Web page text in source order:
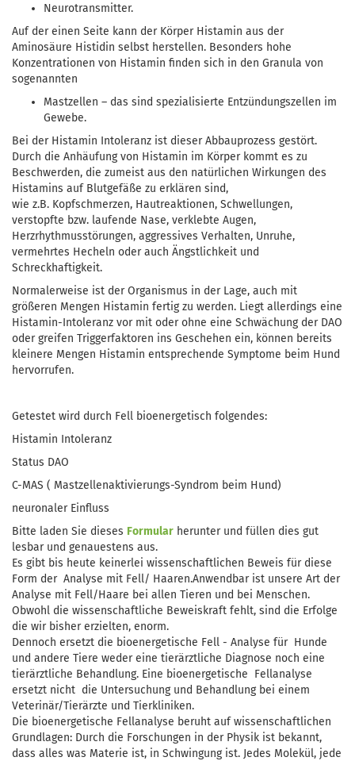
Neurotransmitter.
Auf der einen Seite kann der Körper Histamin aus der
Aminosäure Histidin selbst herstellen. Besonders hohe
Konzentrationen von Histamin finden sich in den Granula von
sogenannten
Mastzellen – das sind spezialisierte Entzündungszellen im
Gewebe.
Bei der Histamin Intoleranz ist dieser Abbauprozess gestört.
Durch die Anhäufung von Histamin im Körper kommt es zu
Beschwerden, die zumeist aus den natürlichen Wirkungen des
Histamins auf Blutgefäße zu erklären sind,
wie z.B. Kopfschmerzen, Hautreaktionen, Schwellungen,
verstopfte bzw. laufende Nase, verklebte Augen,
Herzrhythmusstörungen, aggressives Verhalten, Unruhe,
vermehrtes Hecheln oder auch Ängstlichkeit und
Schreckhaftigkeit.
Normalerweise ist der Organismus in der Lage, auch mit
größeren Mengen Histamin fertig zu werden. Liegt allerdings eine
Histamin-Intoleranz vor mit oder ohne eine Schwächung der DAO
oder greifen Triggerfaktoren ins Geschehen ein, können bereits
kleinere Mengen Histamin entsprechende Symptome beim Hund
hervorrufen.
Getestet wird durch Fell bioenergetisch folgendes:
Histamin Intoleranz
Status DAO
C-MAS ( Mastzellenaktivierungs-Syndrom beim Hund)
neuronaler Einfluss
Bitte laden Sie dieses Formular herunter und füllen dies gut
lesbar und genauestens aus.
Es gibt bis heute keinerlei wissenschaftlichen Beweis für diese
Form der Analyse mit Fell/ Haaren.Anwendbar ist unsere Art der
Analyse mit Fell/Haare bei allen Tieren und bei Menschen.
Obwohl die wissenschaftliche Beweiskraft fehlt, sind die Erfolge
die wir bisher erzielten, enorm.
Dennoch ersetzt die bioenergetische Fell - Analyse für Hunde
und andere Tiere weder eine tierärztliche Diagnose noch eine
tierärztliche Behandlung. Eine bioenergetische Fellanalyse
ersetzt nicht die Untersuchung und Behandlung bei einem
Veterinär/Tierärzte und Tierkliniken.
Die bioenergetische Fellanalyse beruht auf wissenschaftlichen
Grundlagen: Durch die Forschungen in der Physik ist bekannt,
dass alles was Materie ist, in Schwingung ist. Jedes Molekül, jede